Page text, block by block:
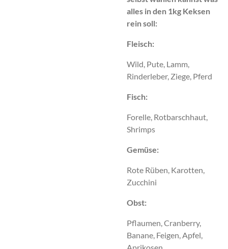
alles in den 1kg Keksen
rein soll:
Fleisch:
Wild, Pute, Lamm,
Rinderleber, Ziege, Pferd
Fisch:
Forelle, Rotbarschhaut,
Shrimps
Gemüse:
Rote Rüben, Karotten,
Zucchini
Obst:
Pflaumen, Cranberry,
Banane, Feigen, Apfel,